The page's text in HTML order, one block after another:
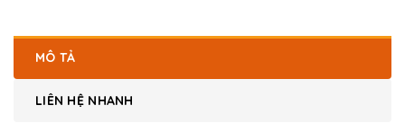
MÔ TẢ
LIÊN HỆ NHANH